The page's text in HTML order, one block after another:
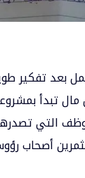
بعد تفكير
تبدأ
التي
أصحاب